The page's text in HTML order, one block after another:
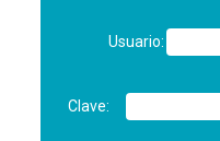
Usuario:
Clave: